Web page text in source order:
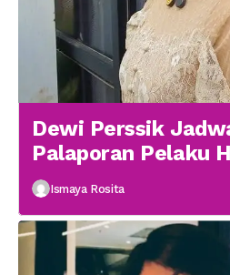
Dewi Perssik
Palaporan Pelaku
Medsos
Ismaya Rosita